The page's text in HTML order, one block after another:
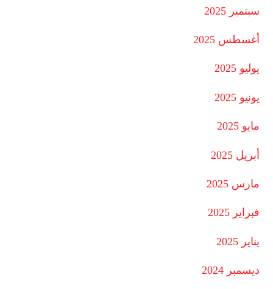
سبتمبر 2025
أغسطس 2025
يوليو 2025
يونيو 2025
مايو 2025
أبريل 2025
مارس 2025
فبراير 2025
يناير 2025
ديسمبر 2024